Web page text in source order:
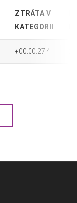
ZTRÁTA V
KATEGORII
+00:00:27.4